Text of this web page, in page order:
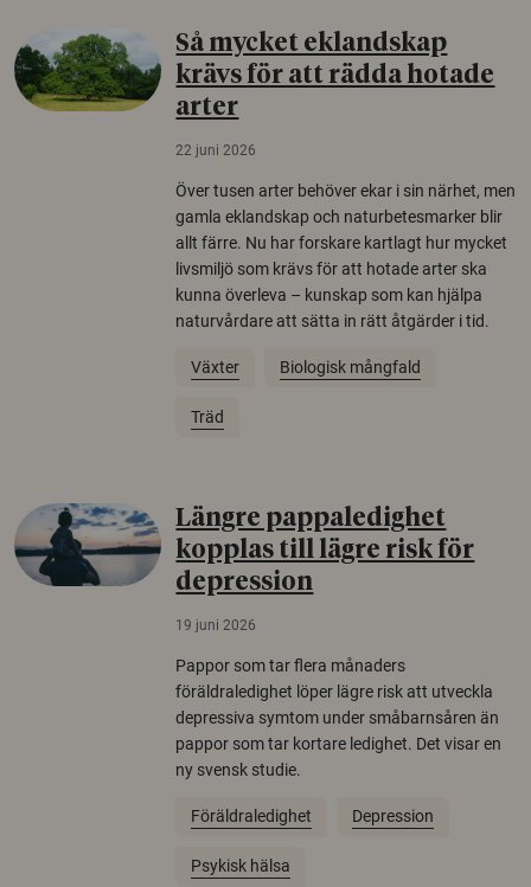
Så mycket eklandskap
krävs för att rädda hotade
arter
22 juni 2026
Över tusen arter behöver ekar i sin närhet, men
gamla eklandskap och naturbetesmarker blir
allt färre. Nu har forskare kartlagt hur mycket
livsmiljö som krävs för att hotade arter ska
kunna överleva – kunskap som kan hjälpa
naturvårdare att sätta in rätt åtgärder i tid.
Växter Biologisk mångfald
Träd
Längre pappaledighet
kopplas till lägre risk för
depression
19 juni 2026
Pappor som tar flera månaders
föräldraledighet löper lägre risk att utveckla
depressiva symtom under småbarnsåren än
pappor som tar kortare ledighet. Det visar en
ny svensk studie.
Föräldraledighet Depression
Psykisk hälsa